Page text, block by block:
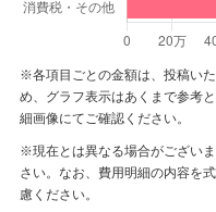
この度は誠におめでとう
記念日などにご利用い
を定期的に開催してお
家族でお越しくださいま
おります。
※各項目ごとの金額は、投稿い
め、グラフ表示はあくまで参考
細画像にてご確認ください。
※現在とは異なる場合がござい
さい。なお、費用明細の内容を
慮ください。